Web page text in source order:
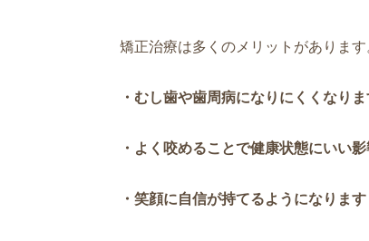
矯正治療は多くのメリットがありま
・むし歯や歯周病になりにくくなり
・よく咬めることで健康状態にいい
・笑顔に自信が持てるようになります